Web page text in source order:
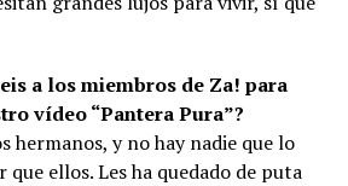
a los miembros de Za! para
vídeo “Pantera Pura”?
hermanos, y no hay nadie que lo
que ellos. Les ha quedado de puta